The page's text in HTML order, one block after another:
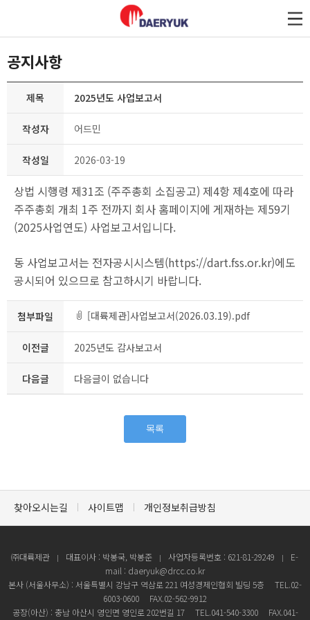
대륙제관
공지사항
제목 2025년도 사업보고서
작성자 어드민
작성일 2026-03-19
상법 시행령 제31조 (주주총회 소집공고) 제4항 제4호에 따라
주주총회 개최 1주 전까지 회사 홈페이지에 게재하는 제59기
(2025사업연도) 사업보고서입니다.
동 사업보고서는 전자공시시스템(https://dart.fss.or.kr)에도
공시되어 있으므로 참고하시기 바랍니다.
첨부파일 [대륙제관]사업보고서(2026.03.19).pdf
이전글 2025년도 감사보고서
다음글 다음글이 없습니다
목록
찾아오시는길 사이트맵 개인정보취급방침
㈜대륙제관 대표이사 : 박봉국, 박봉준 사업자등록번호 : 621-81-29249
E-
mail : daeryuk@drcc.co.kr
본사 (서울사무소) : 서울특별시 강남구 역삼로 221 여성경제인협회 빌딩 5층
TEL.02-
6003-0600
FAX.02-562-9912
공장(아산) : 충남 아산시 영인면 영인로 202번길 17
TEL.041-540-3300 FAX.041-